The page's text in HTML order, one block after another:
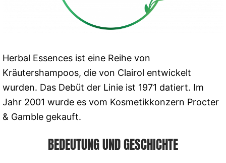
Herbal Essences ist eine Reihe von
Kräutershampoos, die von Clairol entwickelt
wurden. Das Debüt der Linie ist 1971 datiert. Im
Jahr 2001 wurde es vom Kosmetikkonzern Procter
& Gamble gekauft.
BEDEUTUNG UND GESCHICHTE